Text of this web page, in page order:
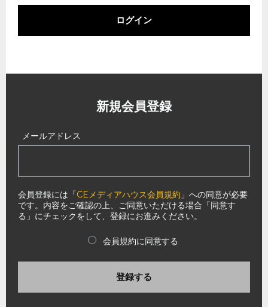
ログイン
新規会員登録
メールアドレス
会員登録には「CEメディアハウス会員規約 」への同意が必要
です。内容をご確認の上、ご同意いただける場合「同意す
る」にチェックをして、登録にお進みください。
会員規約に同意する
登録する